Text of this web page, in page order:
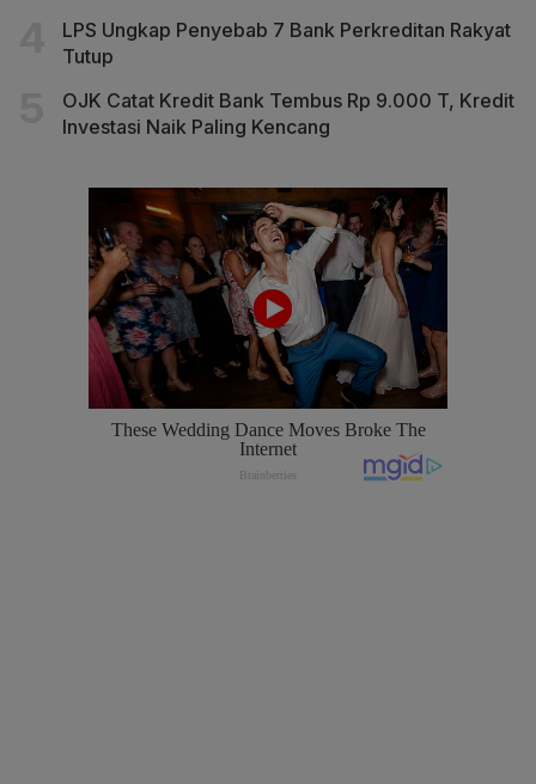
LPS Ungkap Penyebab 7 Bank Perkreditan Rakyat
Tutup
OJK Catat Kredit Bank Tembus Rp 9.000 T, Kredit
Investasi Naik Paling Kencang